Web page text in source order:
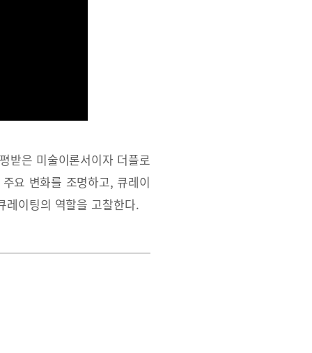
받은 미술이론서이자 더플로
요 변화를 조명하고, 큐레이
레이팅의 역할을 고찰한다.